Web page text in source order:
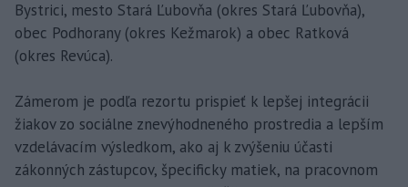
Bystrici, mesto Stará Ľubovňa (okres Stará Ľubovňa),
obec Podhorany (okres Kežmarok) a obec Ratková
(okres Revúca).
Zámerom je podľa rezortu prispieť k lepšej integrácii
žiakov zo sociálne znevýhodneného prostredia a lepším
vzdelávacím výsledkom, ako aj k zvýšeniu účasti
zákonných zástupcov, špecificky matiek, na pracovnom